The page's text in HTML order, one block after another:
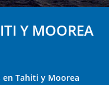
Y MOOREA
en Tahiti y Moorea